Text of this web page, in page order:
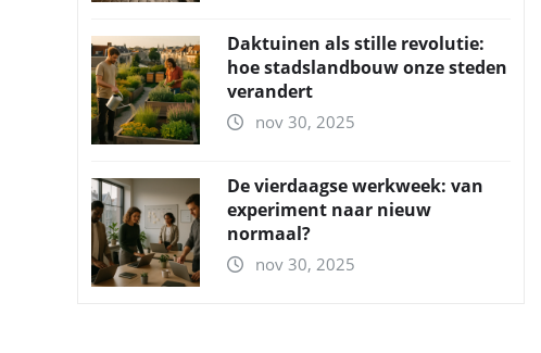
Daktuinen als stille revolutie:
hoe stadslandbouw onze steden
verandert
nov 30, 2025
De vierdaagse werkweek: van
experiment naar nieuw
normaal?
nov 30, 2025